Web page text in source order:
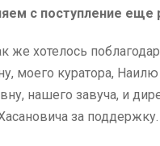
с поступление еще
же хотелось
моего куратора, Наилю
нашего завуча, и
за поддержку.